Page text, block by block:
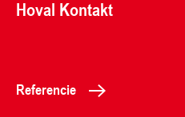
Hoval Kontakt
Referencie